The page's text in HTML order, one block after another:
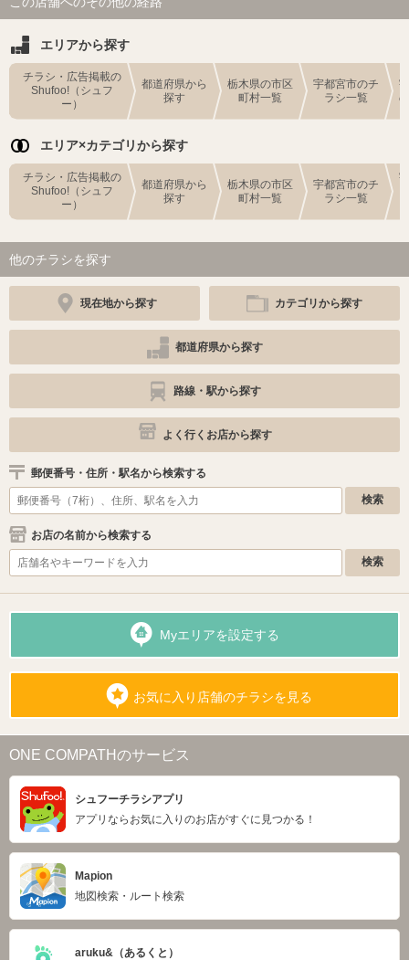
エリアから探す
チラシ・広告掲載の
Shufoo!（シュフ
ー）
都道府県から
探す
栃木県の市区
町村一覧
宇都宮市のチ
ラシ一覧
エリア×カテゴリから探す
チラシ・広告掲載の
Shufoo!（シュフ
ー）
都道府県から
探す
栃木県の市区
町村一覧
宇都宮市のチ
ラシ一覧
他のチラシを探す
現在地から探す カテゴリから探す
都道府県から探す
路線・駅から探す
よく行くお店から探す
郵便番号・住所・駅名から検索する
お店の名前から検索する
Myエリアを設定する
お気に入り店舗のチラシを見る
ONE COMPATHのサービス
シュフーチラシアプリ
アプリならお気に入りのお店がすぐに見つかる！
Mapion
地図検索・ルート検索
aruku&（あるくと）